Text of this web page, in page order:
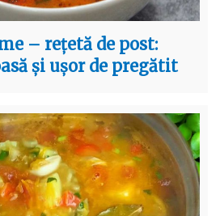
– rețetă de post:
și ușor de pregătit